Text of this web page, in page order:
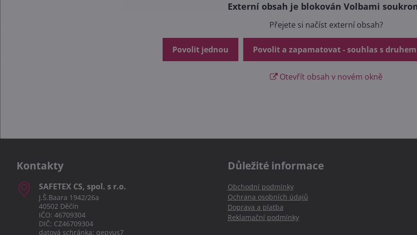
Externí obsah je blokován Volbami
Přejete si načíst externí obsah?
Povolit jednou Povolit a zapamatovat - souhlas s
Otevřít obsah v novém okně
Kontakty
SAFETEX CS, spol​. s r​.o​.
J.Š.Baara 1942/26a
40502 Děčín
IČO: 46709304
DIČ: CZ46709304
datová schránka: qepyus7
Důležité informace
Obchodní podmínky
Ochrana osobních údajů
Doprava a platba
Reklamační podmínky